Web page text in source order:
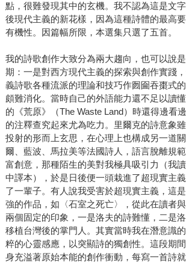
點，很難發現其中的玄機。我不認為這是文
後現代主義的新花樣，因為這種詩體的最高
有機性。因篇幅所限，本選集只選了五首。
我的詩歌創作大致分為兩大趨向，也可以說
期：一是對西方現代主義的探索與創作實踐
義詩歌各種流派的理論和技巧作囫圇吞棗式
頗難消化。當時自己的外語能力還不足以讀
的《荒原》（The Waste Land）時還得邊看
的注釋查究起來尤為吃力。里爾克的詩意象
投射的形而上玄思，在心理上也構成另一道
爾、藍波、馬拉美等法國詩人，語言脫離規
富創意，那種陌生的美對我極具吸引力（我
中譯本），於是日後便一頭栽進了超現實主
了一輩子。有人說我受害於超現實主義，這
強的作品，如〈石室之死亡〉，從此在讀者
兩個固定的印象，一是洛夫的詩難懂，二是
移植台灣後的掌門人。其實當時我在潛意識
粹的心靈感應，以突顯詩的獨創性。這段期
身充溢著原始本能的創作衝動，每寫一首詩